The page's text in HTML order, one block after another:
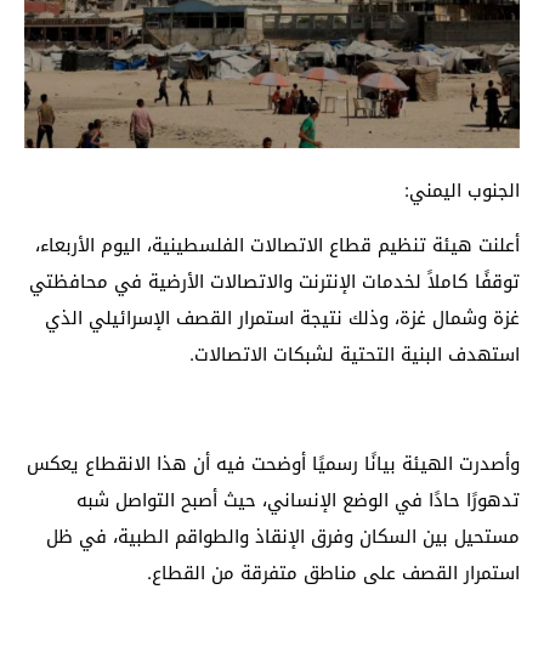
الجنوب اليمني:
أعلنت هيئة تنظيم قطاع الاتصالات الفلسطينية، اليوم الأربعاء،
توقفًا كاملاً لخدمات الإنترنت والاتصالات الأرضية في محافظتي
غزة وشمال غزة، وذلك نتيجة استمرار القصف الإسرائيلي الذي
استهدف البنية التحتية لشبكات الاتصالات.
وأصدرت الهيئة بيانًا رسميًا أوضحت فيه أن هذا الانقطاع يعكس
تدهورًا حادًا في الوضع الإنساني، حيث أصبح التواصل شبه
مستحيل بين السكان وفرق الإنقاذ والطواقم الطبية، في ظل
استمرار القصف على مناطق متفرقة من القطاع.